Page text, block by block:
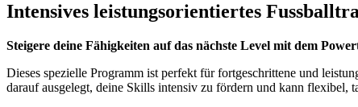
Intensives leistungsorientiertes
Steigere deine Fähigkeiten auf das nächste Level mit dem
Dieses spezielle Programm ist perfekt für fortgeschrittene und
darauf ausgelegt, deine Skills intensiv zu fördern und kann flexibel,